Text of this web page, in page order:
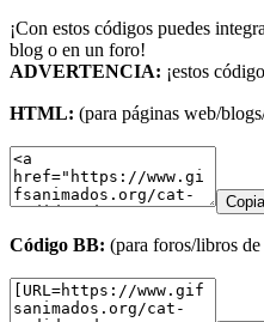
¡Con estos códigos puedes
blog o en un foro!
ADVERTENCIA: ¡estos
HTML: (para páginas web/
Código BB: (para foros/libros